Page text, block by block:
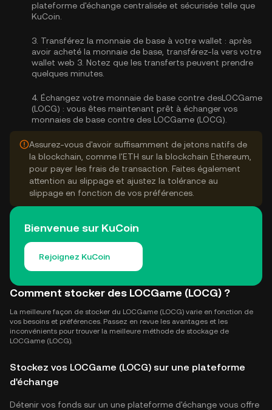
plateforme d'échange centralisée et sécurisée telle que
KuCoin.
3. Transférez la monnaie de base à votre wallet : après
avoir acheté la monnaie de base, transférez-la vers votre
wallet web 3. Notez que les transferts peuvent prendre
quelques minutes.
4. Échangez votre monnaie de base contre desLOCGame
(LOCG) : vous êtes maintenant prêt à échanger vos
monnaies de base contre des LOCGame (LOCG).
Assurez-vous d'avoir suffisamment de jetons natifs de
la blockchain, comme l'ETH sur la blockchain Ethereum,
pour payer les frais de transaction. Faites également
attention au slippage et ajustez la tolérance au
slippage en fonction de vos préférences.
Bienvenue sur KuCoin
Rejoignez KuCoin
Comment stocker des LOCGame (LOCG) ?
La meilleure façon de stocker du LOCGame (LOCG) varie en fonction de
vos besoins et préférences. Passez en revue les avantages et les
inconvénients pour trouver la meilleure méthode de stockage de
LOCGame (LOCG).
Stockez vos LOCGame (LOCG) sur une plateforme
d'échange
Détenir vos fonds sur un une plateforme d'échange vous offre